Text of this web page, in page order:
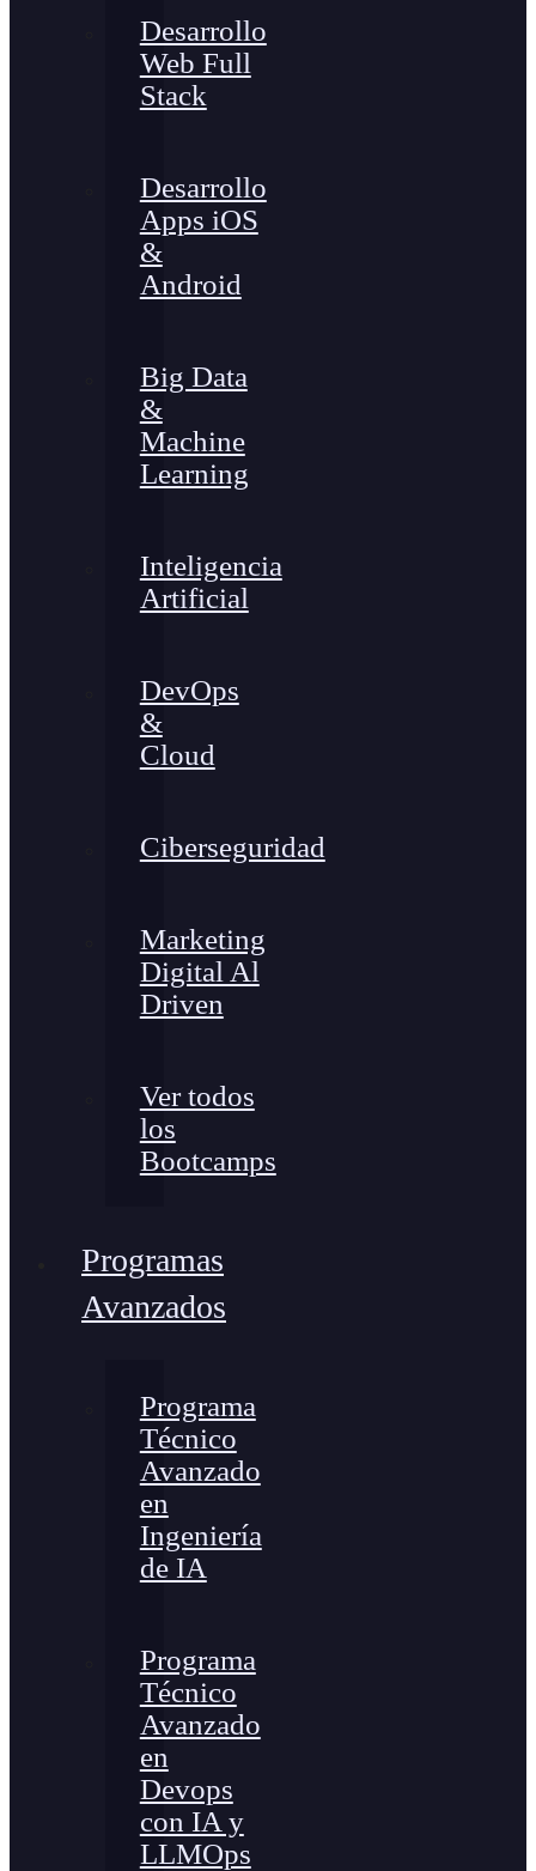
Desarrollo
Web Full
Stack
Desarrollo
Apps iOS
&
Android
Big Data
&
Machine
Learning
Inteligencia
Artificial
DevOps
&
Cloud
Ciberseguridad
Marketing
Digital Al
Driven
Ver todos
los
Bootcamps
Programas
Avanzados
Programa
Técnico
Avanzado
en
Ingeniería
de IA
Programa
Técnico
Avanzado
en
Devops
con IA y
LLMOps